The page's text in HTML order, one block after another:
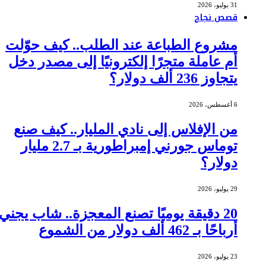
31 يوليو، 2026
قصص نجاح
مشروع الطباعة عند الطلب.. كيف حوّلت
أم عاملة متجرًا إلكترونيًا إلى مصدر دخل
يتجاوز 236 ألف دولار؟
6 أغسطس، 2026
من الإفلاس إلى نادي المليار.. كيف صنع
توماس جورني إمبراطورية بـ 2.7 مليار
دولار؟
29 يوليو، 2026
20 دقيقة يوميًا تصنع المعجزة.. شاب يجني
أرباحًا بـ 462 ألف دولار من الشموع
23 يوليو، 2026